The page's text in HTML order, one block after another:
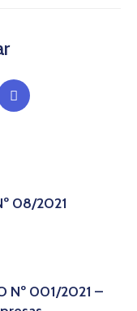
08/2021
Nº 001/2021 –